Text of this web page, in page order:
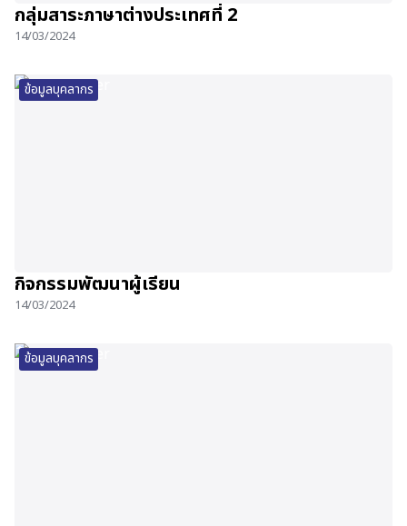
กลุ่มสาระภาษาต่างประเทศที่ 2
14/03/2024
ข้อมูลบุคลากร
กิจกรรมพัฒนาผู้เรียน
14/03/2024
ข้อมูลบุคลากร